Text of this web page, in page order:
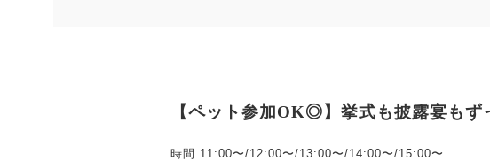
【ペット参加OK◎】挙式も披露宴も
時間 11:00〜/12:00〜/13:00〜/14:00〜/15:00〜